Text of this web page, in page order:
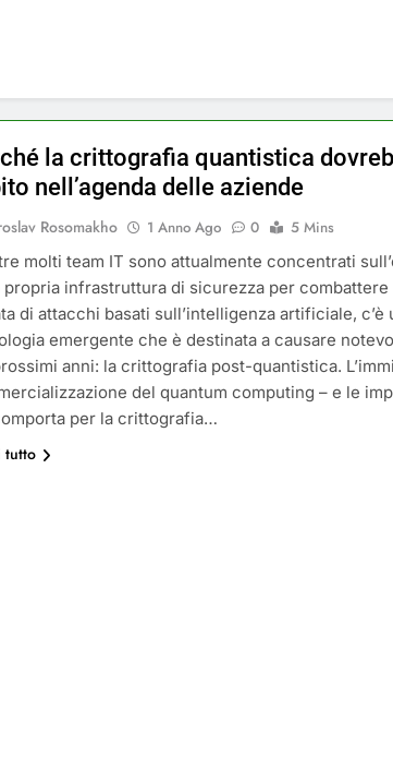
la crittografia quantistica
nell’agenda delle aziende
Rosomakho 1 Anno Ago 0
5 Mins
molti team IT sono attualmente concentrati
propria infrastruttura di sicurezza per combattere
di attacchi basati sull’intelligenza artificiale, c’è
emergente che è destinata a causare
anni: la crittografia post-quantistica.
del quantum computing – e le
per la crittografia…
tutto